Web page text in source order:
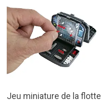
Jeu miniature de la flotte